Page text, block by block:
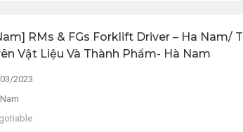
RMs & FGs Forklift Driver – Ha Nam/
Vật Liệu Và Thành Phẩm- Hà Nam
2023